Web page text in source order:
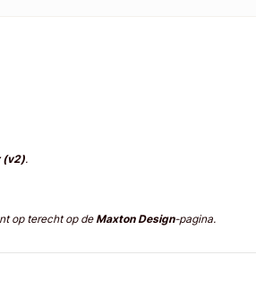
(v2).
op terecht op deMaxton Design-pagina.